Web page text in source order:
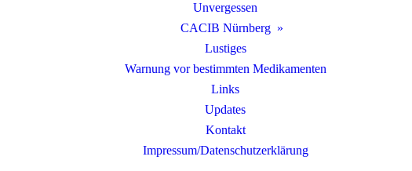
Unvergessen
CACIB Nürnberg
Lustiges
Warnung vor bestimmten Medikamenten
Links
Updates
Kontakt
Impressum/Datenschutzerklärung